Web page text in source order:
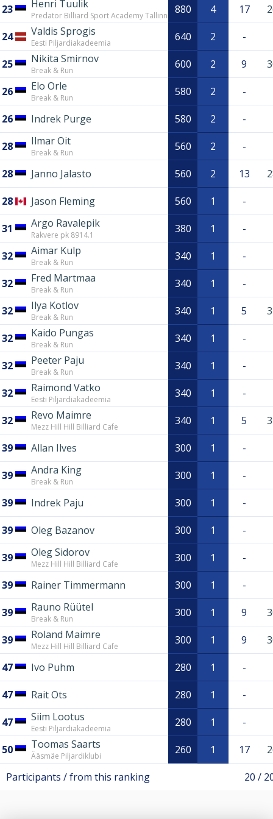
23 Henri Tuulik
Predator Billiard Sport Academy Tallinn 880 4 17
24 Valdis Sprogis
Eesti Piljardiakadeemia 640 2 -
25 Nikita Smirnov
Break & Run 600 2 9
26 Elo Orle
Break & Run 580 2 -
26 Indrek Purge 580 2 -
28 Ilmar Oit
Break & Run 560 2 -
28 Janno Jalasto 560 2 13
28 Jason Fleming 560 1 -
31 Argo Ravalepik
Rakvere pk 8914.1 380 1 -
32 Aimar Kulp
Break & Run 340 1 -
32 Fred Martmaa
Break & Run 340 1 -
32 Ilya Kotlov
Break & Run 340 1 5
32 Kaido Pungas
Break & Run 340 1 -
32 Peeter Paju
Break & Run 340 1 -
32 Raimond Vatko
Eesti Piljardiakadeemia 340 1 -
32 Revo Maimre
Mezz Hill Hill Billiard Cafe 340 1 5
39 Allan Ilves 300 1 -
39 Andra King
Break & Run 300 1 -
39 Indrek Paju 300 1 -
39 Oleg Bazanov 300 1 -
39 Oleg Sidorov
Mezz Hill Hill Billiard Cafe 300 1 -
39 Rainer Timmermann 300 1 -
39 Rauno Rüütel
Break & Run 300 1 9
39 Roland Maimre
Mezz Hill Hill Billiard Cafe 300 1 9
47 Ivo Puhm 280 1 -
47 Rait Ots 280 1 -
47 Siim Lootus
Eesti Piljardiakadeemia 280 1 -
50 Toomas Saarts
Ääsmäe Piljardiklubi 260 1 17
Participants / from this ranking 20 /